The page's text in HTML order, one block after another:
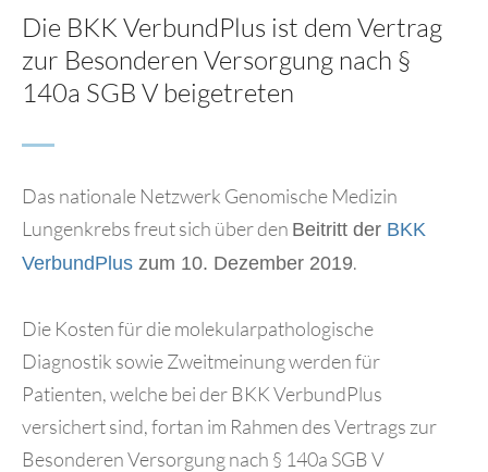
Die BKK VerbundPlus ist dem Vertrag
zur Besonderen Versorgung nach §
140a SGB V beigetreten
Das nationale Netzwerk Genomische Medizin
Lungenkrebs freut sich über den Beitritt der BKK
VerbundPlus zum 10. Dezember 2019.
Die Kosten für die molekularpathologische
Diagnostik sowie Zweitmeinung werden für
Patienten, welche bei der BKK VerbundPlus
versichert sind, fortan im Rahmen des Vertrags zur
Besonderen Versorgung nach § 140a SGB V